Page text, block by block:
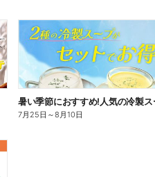
7月25日 ～8月10日